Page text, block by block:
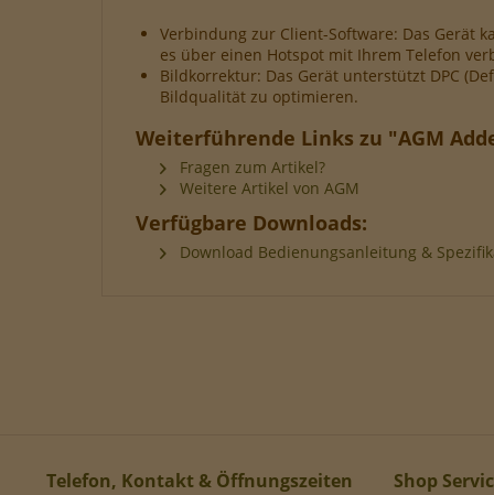
Verbindung zur Client-Software: Das Gerät
es über einen Hotspot mit Ihrem Telefon
Bildkorrektur: Das Gerät unterstützt DPC
Bildqualität zu optimieren.
Weiterführende Links zu "AGM
Fragen zum Artikel?
Weitere Artikel von AGM
Verfügbare Downloads:
Download Bedienungsanleitung &
Telefon, Kontakt & Öffnungszeiten Shop